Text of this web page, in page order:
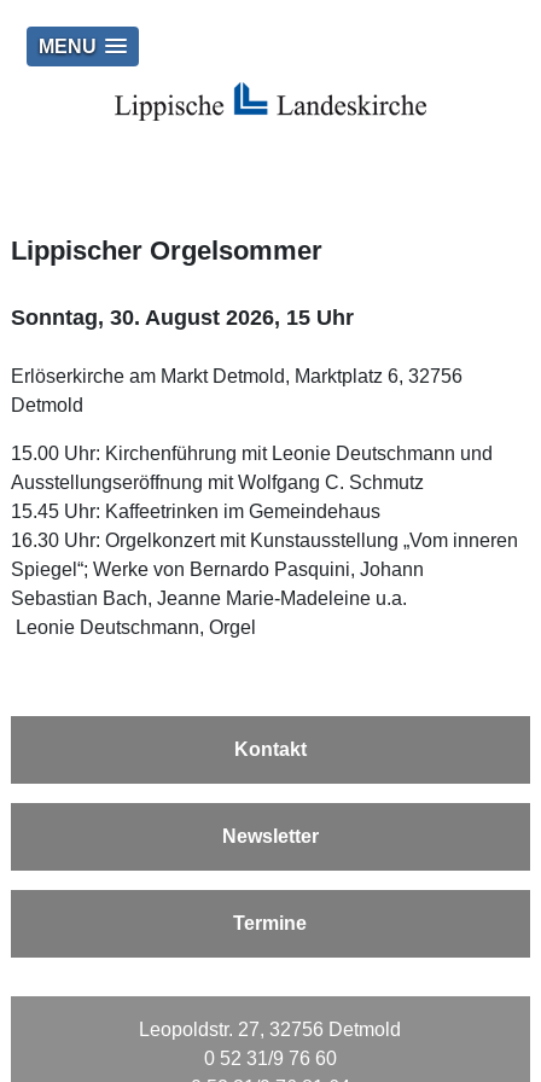
MENU
Lippischer Orgelsommer
Sonntag, 30. August 2026, 15 Uhr
Erlöserkirche am Markt Detmold, Marktplatz 6, 32756
Detmold
15.00 Uhr: Kirchenführung mit Leonie Deutschmann und
Ausstellungseröffnung mit Wolfgang C. Schmutz
15.45 Uhr: Kaffeetrinken im Gemeindehaus
16.30 Uhr: Orgelkonzert mit Kunstausstellung „Vom inneren
Spiegel“; Werke von Bernardo Pasquini, Johann
Sebastian Bach, Jeanne Marie-Madeleine u.a.
Leonie Deutschmann, Orgel
Kontakt
Newsletter
Termine
Leopoldstr. 27, 32756 Detmold
0 52 31/9 76 60